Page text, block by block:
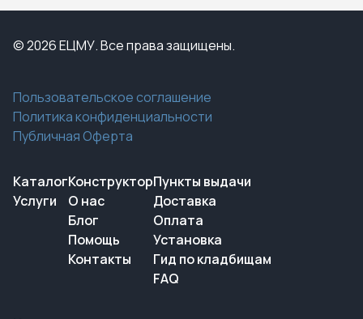
© 2026 ЕЦМУ. Все права защищены.
Пользовательское соглашение
Политика конфиденциальности
Публичная Оферта
Каталог
Услуги
Конструктор
О нас
Блог
Помощь
Контакты
Пункты выдачи
Доставка
Оплата
Установка
Гид по кладбищам
FAQ